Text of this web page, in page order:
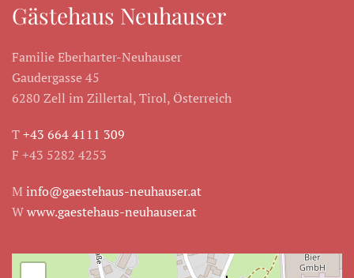
Gästehaus Neuhauser
Familie Eberharter-Neuhauser
Gaudergasse 45
6280 Zell im Zillertal, Tirol, Österreich
T+43 664 4111 309
F +43 5282 4253
Minfo@gaestehaus-neuhauser.at
Wwww.gaestehaus-neuhauser.at